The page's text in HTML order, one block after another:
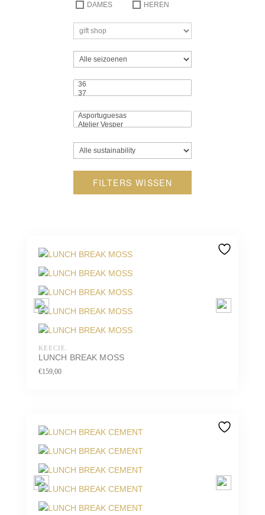
KEECIE.
LUNCH BREAK MOSS
€159,00
DAMES HEREN
FILTERS WISSEN